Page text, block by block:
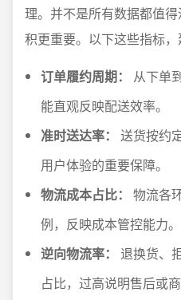
理。并不是所有数据都值
积更重要。以下这些指标，
订单履约周期：
从下单
能直观反映配送效率。
准时送达率：
送货按约
用户体验的重要保障。
物流成本占比：
物流各
例，反映成本管控能力。
逆向物流率：
退换货、
占比，过高说明售后或